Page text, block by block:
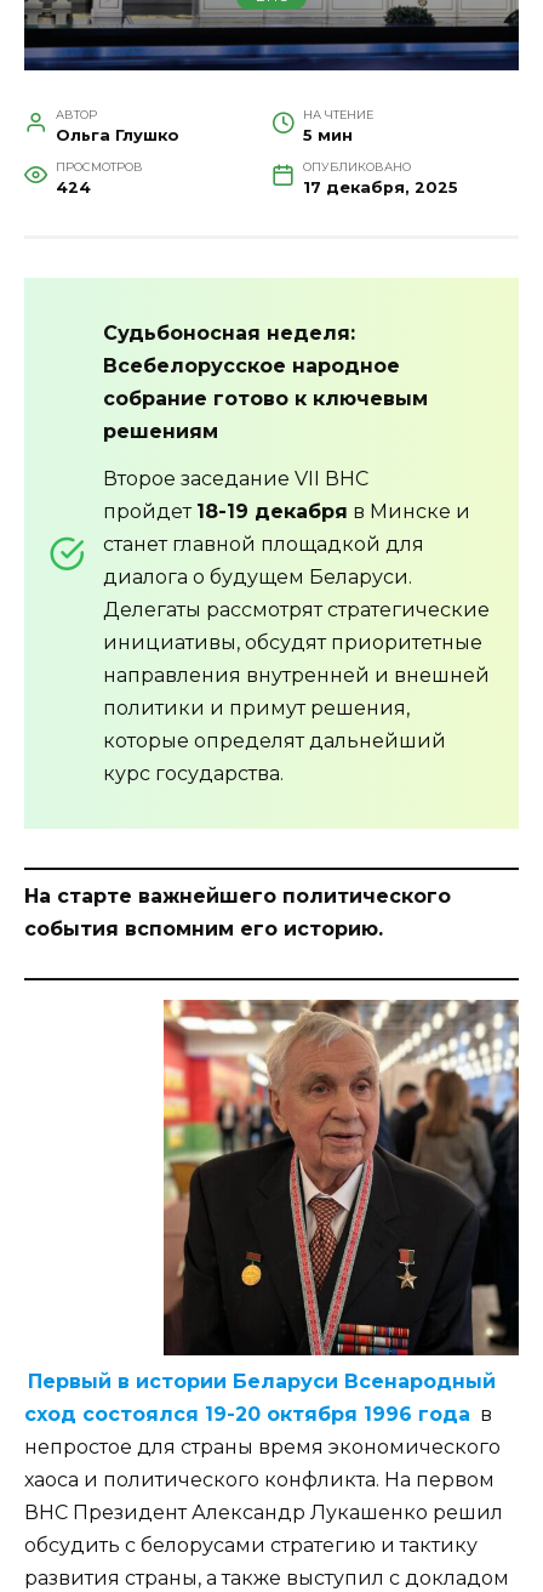
АВТОР
Ольга Глушко
НА ЧТЕНИЕ
5 мин
ПРОСМОТРОВ
424
ОПУБЛИКОВАНО
17 декабря, 2025
Судьбоносная неделя:
Всебелорусское народное
собрание готово к ключевым
решениям
Второе заседание VII ВНС
пройдет 18-19 декабря в Минске и
станет главной площадкой для
диалога о будущем Беларуси.
Делегаты рассмотрят стратегические
инициативы, обсудят приоритетные
направления внутренней и внешней
политики и примут решения,
которые определят дальнейший
курс государства.
На старте важнейшего политического
события вспомним его историю.
Первый в истории Беларуси Всенародный
сход состоялся 19-20 октября 1996 года в
непростое для страны время экономического
хаоса и политического конфликта. На первом
ВНС Президент Александр Лукашенко решил
обсудить с белорусами стратегию и тактику
развития страны, а также выступил с докладом